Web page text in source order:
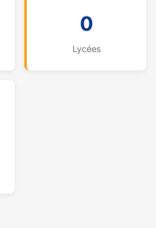
0
Lycées